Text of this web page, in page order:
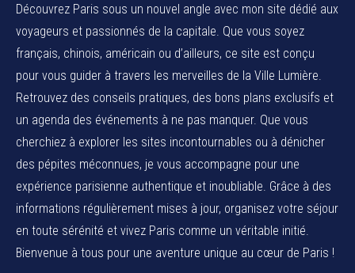
Découvrez Paris sous un nouvel angle avec mon site dédié aux
voyageurs et passionnés de la capitale. Que vous soyez
français, chinois, américain ou d’ailleurs, ce site est conçu
pour vous guider à travers les merveilles de la Ville Lumière.
Retrouvez des conseils pratiques, des bons plans exclusifs et
un agenda des événements à ne pas manquer. Que vous
cherchiez à explorer les sites incontournables ou à dénicher
des pépites méconnues, je vous accompagne pour une
expérience parisienne authentique et inoubliable. Grâce à des
informations régulièrement mises à jour, organisez votre séjour
en toute sérénité et vivez Paris comme un véritable initié.
Bienvenue à tous pour une aventure unique au cœur de Paris !